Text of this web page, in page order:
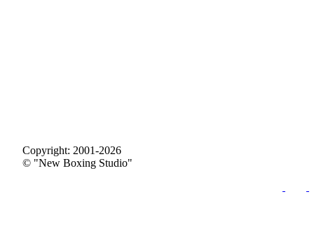
Copyright: 2001-2026
© "New Boxing Studio"